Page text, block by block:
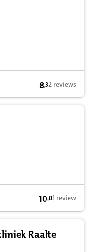
8,3 op basis
8,32 reviews
10,0 op basis
10,01 review
Raalte